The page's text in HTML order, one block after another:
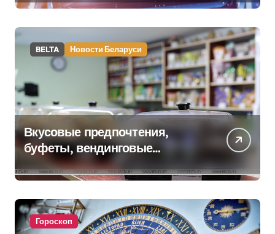
BELTA Новости Беларуси
Вкусовые предпочтения,
буфеты, вендинговые
аппараты. Минобразования об
изменениях в школьном
питании
Гороскоп